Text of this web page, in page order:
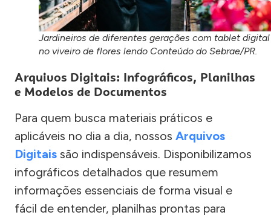
Jardineiros de diferentes gerações com tablet digital
no viveiro de flores lendo Conteúdo do Sebrae/PR.
Arquivos Digitais: Infográficos, Planilhas
e Modelos de Documentos
Para quem busca materiais práticos e
aplicáveis no dia a dia, nossos Arquivos
Digitais são indispensáveis. Disponibilizamos
infográficos detalhados que resumem
informações essenciais de forma visual e
fácil de entender, planilhas prontas para